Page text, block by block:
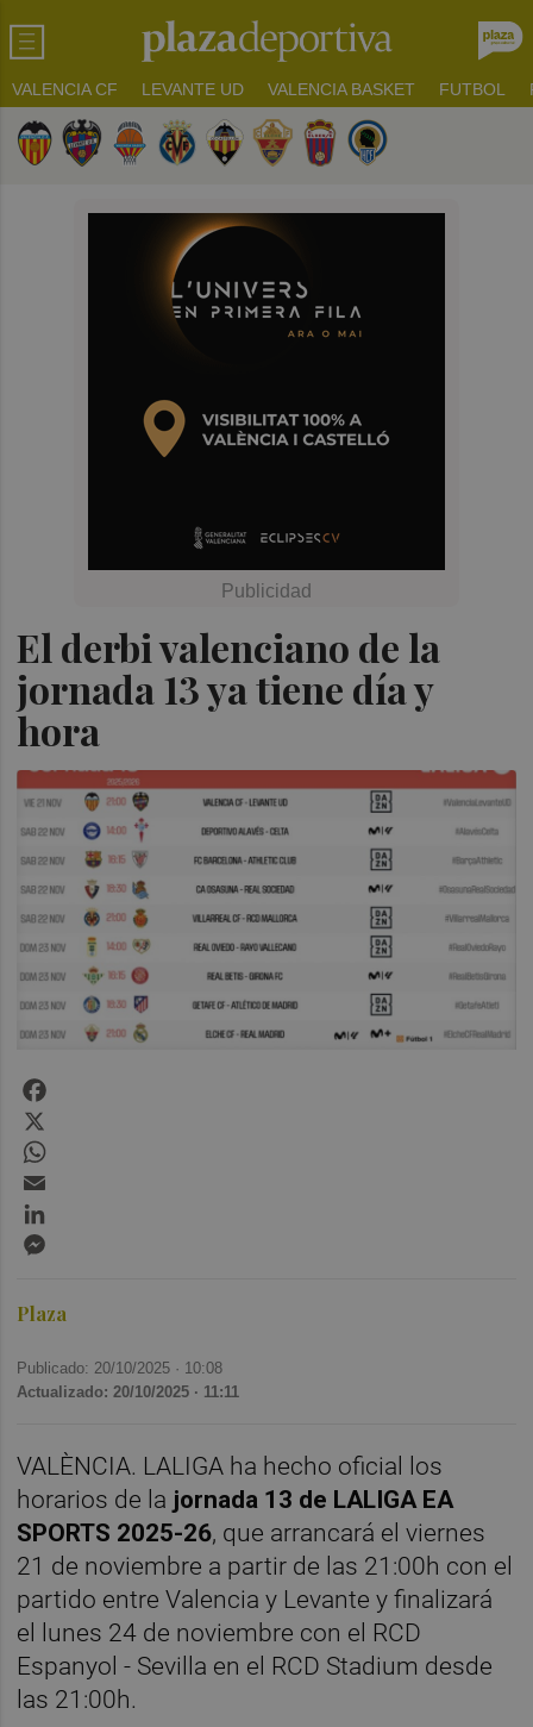
VALENCIA CF LEVANTE UD VALENCIA BASKET FUTBOL
El derbi valenciano de la
jornada 13 ya tiene día y
hora
Plaza
Publicado: 20/10/2025 · 10:08
Actualizado: 20/10/2025 · 11:11
VALÈNCIA. LALIGA ha hecho oficial los
horarios de la jornada 13 de LALIGA EA
SPORTS 2025-26, que arrancará el viernes
21 de noviembre a partir de las 21:00h con el
partido entre Valencia y Levante y finalizará
el lunes 24 de noviembre con el RCD
Espanyol - Sevilla en el RCD Stadium desde
las 21:00h.